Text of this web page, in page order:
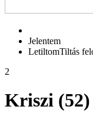
Jelentem
LetiltomTiltás
2
Kriszi